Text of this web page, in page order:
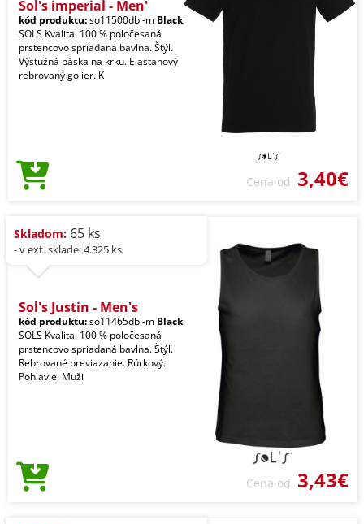
Sol's imperial - Men'
kód produktu:so11500dbl-m Black
SOLS Kvalita. 100 % poločesaná
prstencovo spriadaná bavlna. Štýl.
Výstužná páska na krku. Elastanový
rebrovaný golier. K
Cena od 3,40€
Skladom: 65 ks
- v ext. sklade: 4.325 ks
Sol's Justin - Men's
kód produktu:so11465dbl-m Black
SOLS Kvalita. 100 % poločesaná
prstencovo spriadaná bavlna. Štýl.
Rebrované previazanie. Rúrkový.
Pohlavie: Muži
Cena od 3,43€